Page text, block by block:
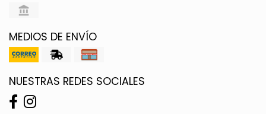
MEDIOS DE ENVÍO
NUESTRAS REDES SOCIALES